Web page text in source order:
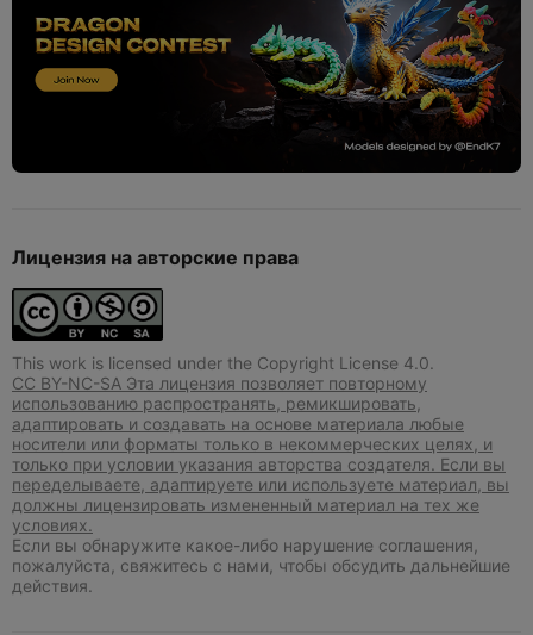
Лицензия на авторские права
This work is licensed under the Copyright License 4.0.
CC BY-NC-SA Эта лицензия позволяет повторному
использованию распространять, ремикшировать,
адаптировать и создавать на основе материала любые
носители или форматы только в некоммерческих целях, и
только при условии указания авторства создателя. Если вы
переделываете, адаптируете или используете материал, вы
должны лицензировать измененный материал на тех же
условиях.
Если вы обнаружите какое-либо нарушение соглашения,
пожалуйста, свяжитесь с нами, чтобы обсудить дальнейшие
действия.